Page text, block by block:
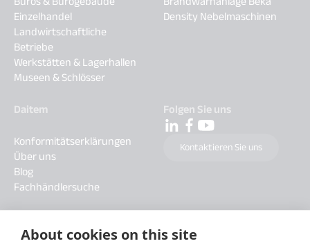
About cookies on this site
Einzelhandel
Landwirtschaftliche
Betriebe
Werkstätten & Lagerhallen
Museen & Schlösser
Density Nebelmaschinen
Daitem
Konformitätserklärungen
Über uns
Blog
Fachhändlersuche
Folgen Sie uns
Kontaktieren Sie uns